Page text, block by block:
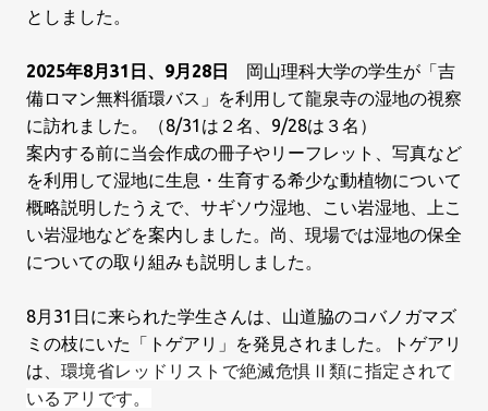
としました。
2025年8月31日、9月28日
岡山理科大学の学生が「吉
備ロマン無料循環バス」を利用して龍泉寺の湿地の視察
に訪れました。（8/31は２名、9/28は３名）
案内する前に当会作成の冊子やリーフレット、写真など
を利用して湿地に生息・生育する希少な動植物について
概略説明したうえで、サギソウ湿地、こい岩湿地、上こ
い岩湿地などを案内しました。尚、現場では湿地の保全
についての取り組みも説明しました。
8月31日に来られた学生さんは、山道脇のコバノガマズ
ミの枝にいた「トゲアリ」を発見されました。
トゲアリ
は、 環境省レッドリストで絶滅危惧Ⅱ類に指定されて
いるアリです。